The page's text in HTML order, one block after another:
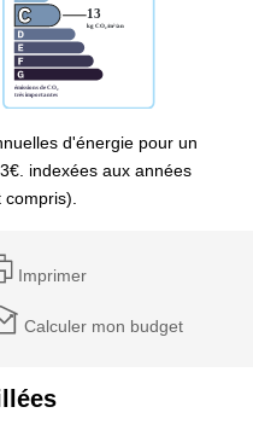
d'énergie pour un
indexées aux années
Imprimer
Calculer mon budget